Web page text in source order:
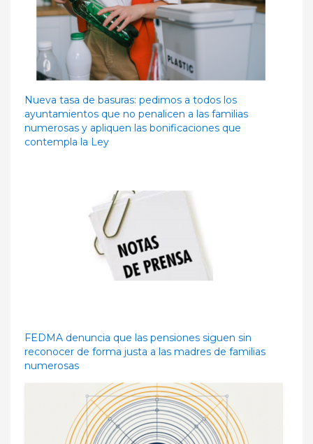
Nueva tasa de basuras: pedimos a todos los
ayuntamientos que no penalicen a las familias
numerosas y apliquen las bonificaciones que
contempla la Ley
FEDMA denuncia que las pensiones siguen sin
reconocer de forma justa a las madres de familias
numerosas